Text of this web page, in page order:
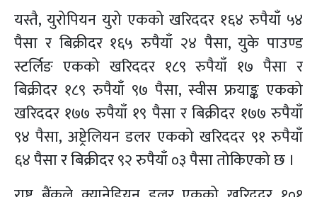
यस्तै, युरोपियन युरो एकको खरिददर १६४ रुपैयाँ ५४
पैसा र बिक्रीदर १६५ रुपैयाँ २४ पैसा, युके पाउण्ड
स्टर्लिङ एकको खरिददर १८९ रुपैयाँ १७ पैसा र
बिक्रीदर १८९ रुपैयाँ ९७ पैसा, स्वीस फ्रयाङ्क एकको
खरिददर १७७ रुपैयाँ १९ पैसा र बिक्रीदर १७७ रुपैयाँ
९४ पैसा, अष्ट्रेलियन डलर एकको खरिददर ९१ रुपैयाँ
६४ पैसा र बिक्रीदर ९२ रुपैयाँ ०३ पैसा तोकिएको छ ।